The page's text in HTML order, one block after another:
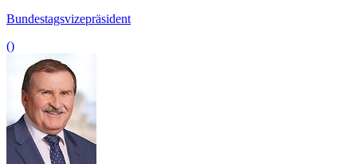
Bundestagsvizepräsident
()